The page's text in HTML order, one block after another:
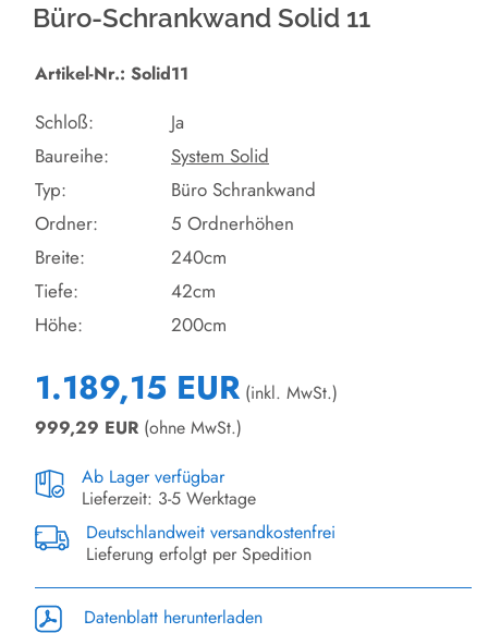
Büro-Schrankwand Solid 11
Artikel-Nr.: Solid11
Schloß:
Ja
Baureihe:
System Solid
Typ:
Büro Schrankwand
Ordner:
5 Ordnerhöhen
Breite:
240cm
Tiefe:
42cm
Höhe:
200cm
1.189,15 EUR (inkl. MwSt.)
999,29 EUR (ohne MwSt.)
Ab Lager verfügbar
Lieferzeit: 3-5 Werktage
Deutschlandweit versandkostenfrei
Lieferung erfolgt per Spedition
Datenblatt herunterladen